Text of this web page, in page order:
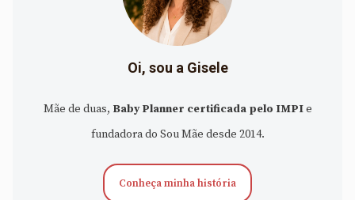
Oi, sou a Gisele
Mãe de duas, Baby Planner certificada pelo IMPIe
fundadora do Sou Mãe desde 2014.
Conheça minha história